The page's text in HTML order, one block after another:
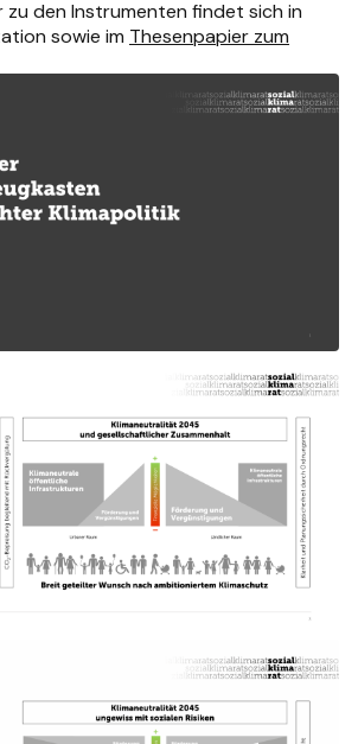
zu den Instrumenten findet sich in
sowie im Thesenpapier zum